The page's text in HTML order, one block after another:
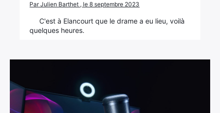
Par Julien Barthet , le 8 septembre 2023
C'est à Elancourt que le drame a eu lieu, voilà
quelques heures.